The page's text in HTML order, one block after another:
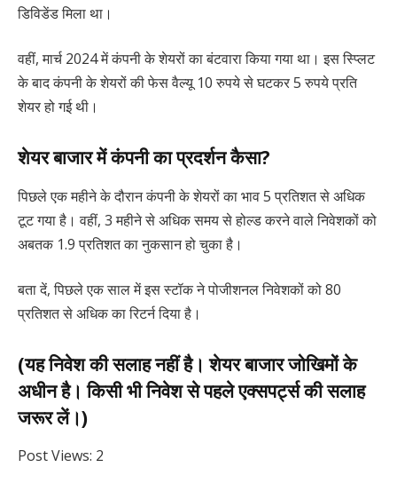
डिविडेंड मिला था।
वहीं, मार्च 2024 में कंपनी के शेयरों का बंटवारा किया गया था। इस स्प्लिट
के बाद कंपनी के शेयरों की फेस वैल्यू 10 रुपये से घटकर 5 रुपये प्रति
शेयर हो गई थी।
शेयर बाजार में कंपनी का प्रदर्शन कैसा?
पिछले एक महीने के दौरान कंपनी के शेयरों का भाव 5 प्रतिशत से अधिक
टूट गया है। वहीं, 3 महीने से अधिक समय से होल्ड करने वाले निवेशकों को
अबतक 1.9 प्रतिशत का नुकसान हो चुका है।
बता दें, पिछले एक साल में इस स्टॉक ने पोजीशनल निवेशकों को 80
प्रतिशत से अधिक का रिटर्न दिया है।
(यह निवेश की सलाह नहीं है। शेयर बाजार जोखिमों के
अधीन है। किसी भी निवेश से पहले एक्सपर्ट्स की सलाह
जरूर लें।)
Post Views: 2